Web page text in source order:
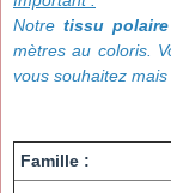
Notre tissu polaire
mètres au coloris.
vous souhaitez mais
Famille :